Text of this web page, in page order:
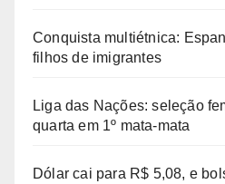
Conquista multiétnica:
filhos de imigrantes
Liga das Nações: seleção
quarta em 1º mata-mata
Dólar cai para R$ 5,08, e